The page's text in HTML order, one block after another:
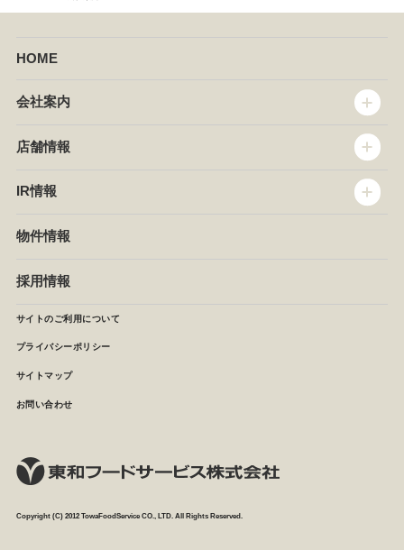
HOME
会社案内
企業情報
セントラルキッチン
NEWS
店舗情報
椿屋珈琲
イタリアンダイニングDONA
店舗検索
IR情報
IRニュース
月次報告
決算短信
株主の皆様へ
よくあるご質問 (株主優待制度)
物件情報
採用情報
サイトのご利用について
プライバシーポリシー
サイトマップ
お問い合わせ
Copyright (C) 2012 TowaFoodService CO., LTD. All Rights Reserved.